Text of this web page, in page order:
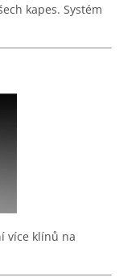
kapes. Systém
více klínů na